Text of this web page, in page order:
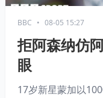
BBC • 08-05 15:27
拒阿森纳仿
眼
17岁新星蒙加以